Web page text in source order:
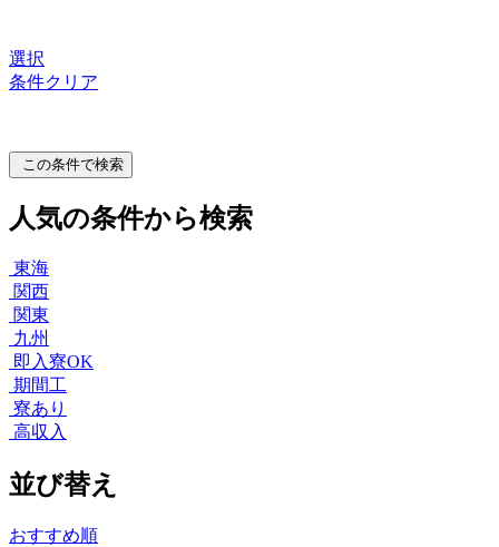
選択
条件クリア
この条件で検索
人気の条件から検索
東海
関西
関東
九州
即入寮OK
期間工
寮あり
高収入
並び替え
おすすめ順